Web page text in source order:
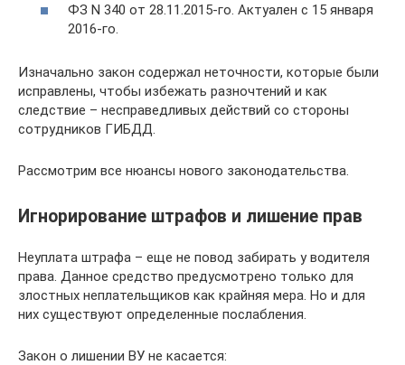
ФЗ N 340 от 28.11.2015-го. Актуален с 15 января
2016-го.
Изначально закон содержал неточности, которые были
исправлены, чтобы избежать разночтений и как
следствие – несправедливых действий со стороны
сотрудников ГИБДД.
Рассмотрим все нюансы нового законодательства.
Игнорирование штрафов и лишение прав
Неуплата штрафа – еще не повод забирать у водителя
права. Данное средство предусмотрено только для
злостных неплательщиков как крайняя мера. Но и для
них существуют определенные послабления.
Закон о лишении ВУ не касается: